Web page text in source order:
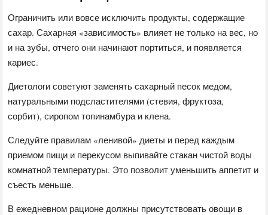
Ограничить или вовсе исключить продукты, содержащие
сахар. Сахарная «зависимость» влияет не только на вес, но
и на зубы, отчего они начинают портиться, и появляется
кариес.
Диетологи советуют заменять сахарный песок медом,
натуральными подсластителями (стевия, фруктоза,
сорбит), сиропом топинамбура и клена.
Следуйте правилам «ленивой» диеты и перед каждым
приемом пищи и перекусом выпивайте стакан чистой воды
комнатной температуры. Это позволит уменьшить аппетит и
съесть меньше.
В ежедневном рационе должны присутствовать овощи в